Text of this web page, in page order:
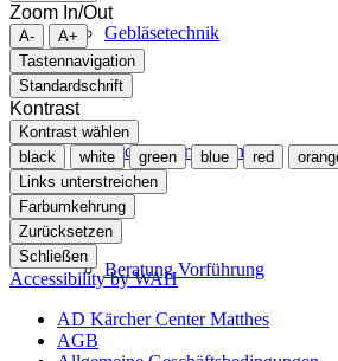
Gebläsetechnik
Stickstofferzeugung
Beratung Vorführung
Zoom In/Out
A-
A+
Tastennavigation
Standardschrift
Kontrast
Kontrast wählen
black
white green blue red
Links unterstreichen
Farbumkehrung
Zurücksetzen
Schließen
Accessibility by WAH
AD Kärcher Center Matthes
AGB